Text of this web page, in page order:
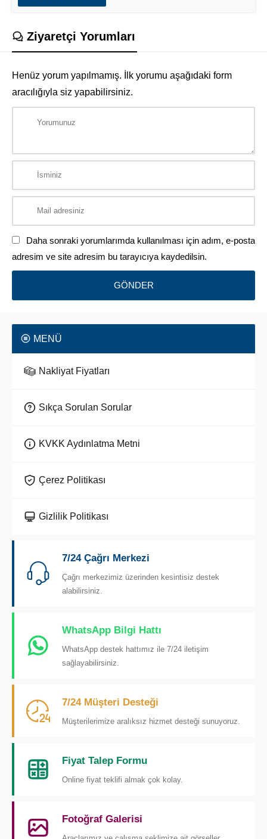
Ziyaretçi Yorumları
Henüz yorum yapılmamış. İlk yorumu aşağıdaki form
aracılığıyla siz yapabilirsiniz.
Daha sonraki yorumlarımda kullanılması için adım, e-posta
adresim ve site adresim bu tarayıcıya kaydedilsin.
MENÜ
Nakliyat Fiyatları
Sıkça Sorulan Sorular
KVKK Aydınlatma Metni
Çerez Politikası
Gizlilik Politikası
7/24 Çağrı Merkezi
Çağrı merkezimiz üzerinden kesintisiz destek
alabilirsiniz.
WhatsApp Bilgi Hattı
WhatsApp destek hattımız ile 7/24 iletişim
sağlayabilirsiniz.
7/24 Müşteri Desteği
Müşterilerimize aralıksız hizmet desteği sunuyoruz.
Fiyat Talep Formu
Online fiyat teklifi almak çok kolay.
Fotoğraf Galerisi